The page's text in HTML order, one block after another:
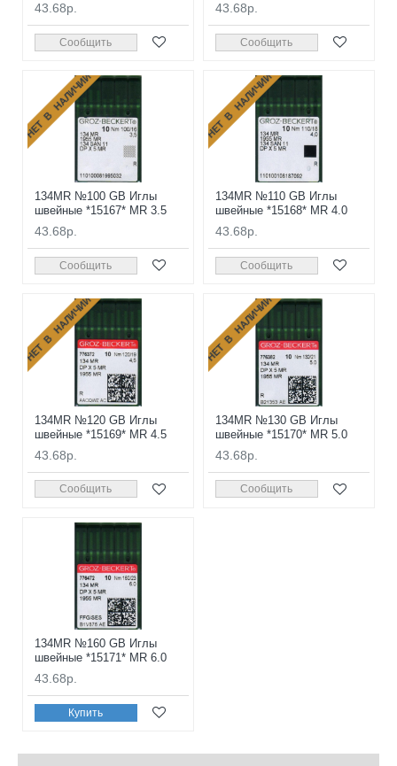
43.68р.
Сообщить
43.68р.
Сообщить
НЕТ В НАЛИЧИИ
134MR №100 GB Иглы
швейные *15167* MR 3.5
43.68р.
Сообщить
НЕТ В НАЛИЧИИ
134MR №110 GB Иглы
швейные *15168* MR 4.0
43.68р.
Сообщить
НЕТ В НАЛИЧИИ
134MR №120 GB Иглы
швейные *15169* MR 4.5
43.68р.
Сообщить
НЕТ В НАЛИЧИИ
134MR №130 GB Иглы
швейные *15170* MR 5.0
43.68р.
Сообщить
134MR №160 GB Иглы
швейные *15171* MR 6.0
43.68р.
Купить